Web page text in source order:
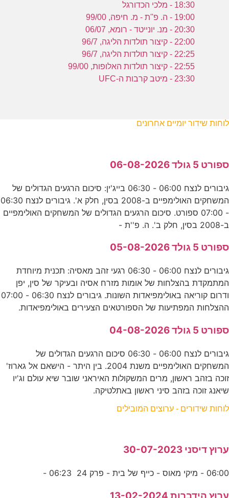
18:30 - מלכי הכדורגל
19:00 - ה. פ''ת - מ. חיפה, 99/00
20:30 - מנ. יונייטד - רומא, 06/07
22:00 - קיצור תולדות הליגה, 96/7
22:25 - קיצור תולדות הליגה, 96/7
22:55 - קיצור תולדות האלופות, 99/00
23:30 - מיטב קרבות ה-UFC
לוחות שידור יומיים אחרונים
ספורט 5 גולד 06-08-2026
גיבורים לנצח 06:00 - 06:30 בייג'ין: סיכום הרגעים הגדולים של
המשחקים האולימפיים ב-2008 בסין, חלק א'. גיבורים לנצח 06:30
- 07:00 ספורט. סיכום הרגעים הגדולים של המשחקים האולימפיים
ב-2008 בסין, חלק ב'. ה. פ''ת -
ספורט 5 גולד 05-08-2026
גיבורים לנצח 06:00 - 06:30 רגעי זהב מאסיה: תכנית מיוחדת
המתמקדת בהצלחות של אומות מזרח אסיה ובעיקר של סין, יפן
ודרום קוריאה באולימפיאדות השונות. גיבורים לנצח 06:30 - 07:00
ההצלחות המפתיעות של הספורטאים הצעירים באולימפיאדות.
ספורט 5 גולד 04-08-2026
גיבורים לנצח 06:00 - 06:30 סיכום הרגעים הגדולים של
המשחקים האולימפיים משנת 2004. בין היתר - הישאם אל גארוז'
זוכה בזהב ראשון, מרים המשקולות האיראני שובר שיא עולם וג'יו
שיאנג זוכה בזהב סיני ראשון באתלטיקה.
לוחות שידורים - ערוצים המובילים
ערוץ דיסני 30-07-2023
06:00 - מיקי מאוס - כייף של בית - פרק 24 06:23 -
ערוץ הידברות 13-02-2024